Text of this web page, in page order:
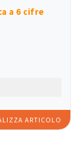
a 6 cifre
ARTICOLO